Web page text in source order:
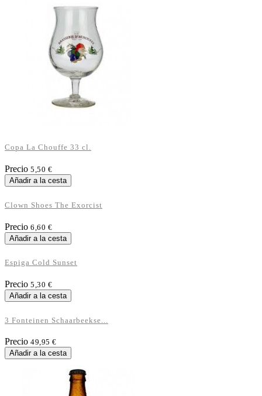
Copa La Chouffe 33 cl.
Precio 5,50 €
Añadir a la cesta
Clown Shoes The Exorcist
Precio 6,60 €
Añadir a la cesta
Espiga Cold Sunset
Precio 5,30 €
Añadir a la cesta
3 Fonteinen Schaarbeekse...
Precio 49,95 €
Añadir a la cesta